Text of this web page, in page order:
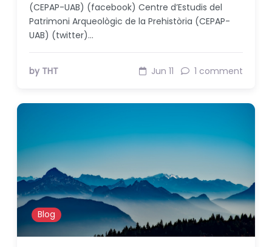
(CEPAP-UAB) (facebook) Centre d’Estudis del
Patrimoni Arqueològic de la Prehistòria (CEPAP-
UAB) (twitter)…
by THT Jun 11 1 comment
Blog